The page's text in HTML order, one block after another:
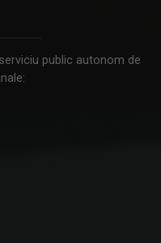
public autonom de